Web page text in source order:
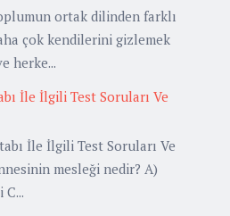
ortak dilinden farklı
çok kendilerini gizlemek
herke...
İle İlgili Test Soruları Ve
İle İlgili Test Soruları Ve
mesleği nedir? A)